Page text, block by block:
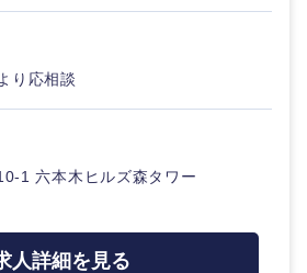
所・監査法人
ーシング
り応相談
1 六本木ヒルズ森タワー
人詳細を見る